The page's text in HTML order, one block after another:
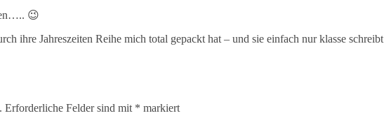
😉
ihre Jahreszeiten Reihe mich total gepackt hat – und sie einfach nur klasse schreibt
Erforderliche Felder sind mit * markiert